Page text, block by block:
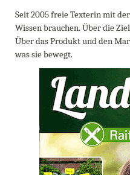
Seit 2005 freie Texterin mit
Wissen brauchen. Über die
Über das Produkt und den
was sie bewegt.